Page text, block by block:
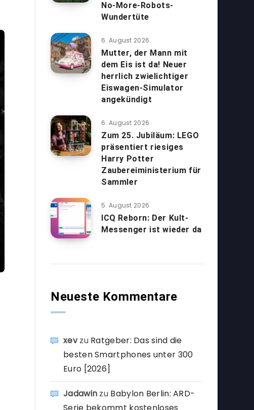
No-More-Robots-
Wundertüte
6. August 2026
Mutter, der Mann mit
dem Eis ist da! Neuer
herrlich zwielichtiger
Eiswagen-Simulator
angekündigt
6. August 2026
Zum 25. Jubiläum: LEGO
präsentiert riesiges
Harry Potter
Zaubereiministerium für
Sammler
5. August 2026
ICQ Reborn: Der Kult-
Messenger ist wieder da
Neueste Kommentare
xevzu Ratgeber: Das sind die
besten Smartphones unter 300
Euro [2026]
Jadawin zu Babylon Berlin: ARD-